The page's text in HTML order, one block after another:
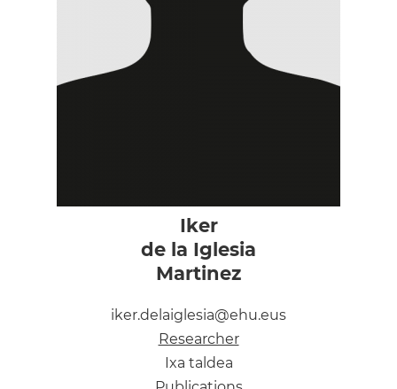
Iker
de la Iglesia
Martinez
iker.delaiglesia@ehu.eus
Researcher
Ixa taldea